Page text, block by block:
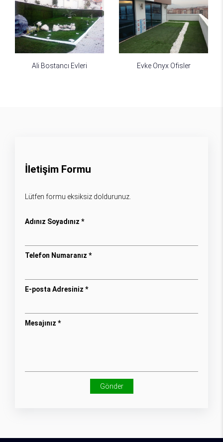
Ali Bostancı Evleri Evke Onyx Ofisler
İletişim Formu
Lütfen formu eksiksiz doldurunuz.
Adınız Soyadınız *
Telefon Numaranız *
E-posta Adresiniz *
Mesajınız *
Gönder